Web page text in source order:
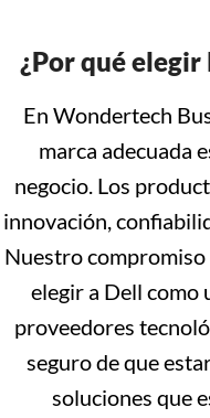
¿Por qué
En Wondertech
marca adecuada
negocio. Los
innovación,
Nuestro compromiso
elegir a Dell como
proveedores
seguro de que
soluciones que